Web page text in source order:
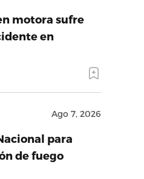
motora sufre
en
Ago 7, 2026
para
de fuego